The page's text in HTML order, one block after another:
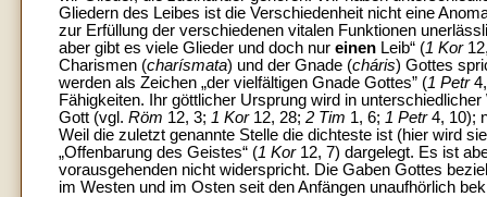
Gliedern des Leibes ist die Verschiedenheit nicht eine
zur Erfüllung der verschiedenen vitalen Funktionen
aber gibt es viele Glieder und doch nur einen Leib“ (1 Kor
Charismen (charísmata) und der Gnade (cháris) Gottes
werden als Zeichen „der vielfältigen Gnade Gottes” (1 Petr
Fähigkeiten. Ihr göttlicher Ursprung wird in
Gott (vgl. Röm 12, 3; 1 Kor12, 28; 2 Tim 1, 6; 1 Petr4, 10);
Weil die zuletzt genannte Stelle die dichteste ist (hier wird
„Offenbarung des Geistes“ (1 Kor12, 7) dargelegt. Es ist
vorausgehenden nicht widerspricht. Die Gaben Gottes
im Westen und im Osten seit den Anfängen unaufhörlich